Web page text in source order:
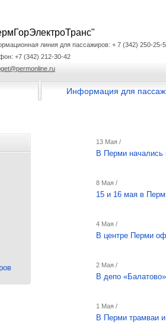
линия для пассажиров: + 7 (342) 250-25-
+7 (342) 212-30-42
Информация для
13 Мая /
В Перми начались
8 Мая /
15 и 16 мая в
4 Мая /
В центре Перми
2 Мая /
В депо
1 Мая /
В Перми трамваи